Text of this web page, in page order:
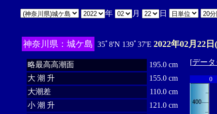
年 月 日
神奈川県：城ケ島 35ﾟ8'N 139ﾟ37'E 2022年02月22
略最高高潮面
195.0 cm
大 潮 升
155.0 cm
大潮差
110.0 cm
小 潮 升
121.0 cm
[デー
0